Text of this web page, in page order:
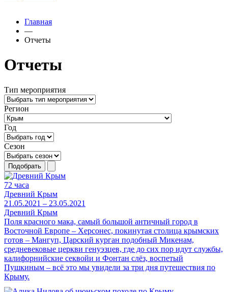
Главная
—
Отчеты
Отчеты
Тип мероприятия
Регион
Год
Сезон
Подобрать
72 часа
Древний Крым
21.05.2021 – 23.05.2021
Древний Крым
Поля красного мака, самый большой античный город в
Восточной Европе – Херсонес, покинутая столица крымских
готов – Мангуп, Царский курган подобный Микенам,
средневековые церкви генуэзцев, где до сих пор идут службы,
калифорнийские секвойи и Фонтан слёз, воспетый
Пушкиным – всё это мы увидели за три дня путешествия по
Крыму.